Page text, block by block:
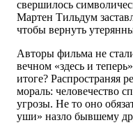
свершилось
Мартен Тильдум
чтобы вернуть
Авторы фильма не
вечном «здесь и
итоге? Распространяя
мораль: человечество
угрозы. Не то оно
уши» назло бывшему